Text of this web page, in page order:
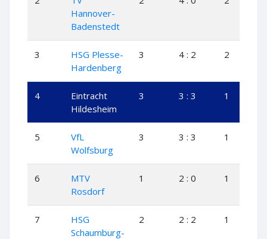
Hannover-
Badenstedt
3
HSG Plesse-
Hardenberg
3 4 : 2 2
4
Eintracht
Hildesheim
3 3 : 3 1
5
VfL
Wolfsburg
3 3 : 3 1
6
MTV
Rosdorf
1 2 : 0 1
7
HSG
Schaumburg-
2 2 : 2 1